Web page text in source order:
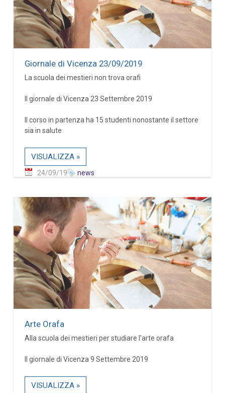
Giornale di Vicenza 23/09/2019
La scuola dei mestieri non trova orafi
Il giornale di Vicenza 23 Settembre 2019
Il corso in partenza ha 15 studenti nonostante il settore
sia in salute
VISUALIZZA »
24/09/19 news
Arte Orafa
Alla scuola dei mestieri per studiare l'arte orafa
Il giornale di Vicenza 9 Settembre 2019
VISUALIZZA »